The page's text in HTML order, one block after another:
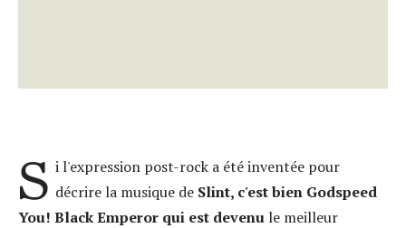
S i l'expression post-rock a été inventée pour
décrire la musique de Slint, c'est bien Godspeed
You! Black Emperor qui est devenu le meilleur